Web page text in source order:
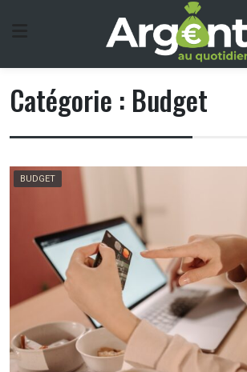
Catégorie : Budget
BUDGET